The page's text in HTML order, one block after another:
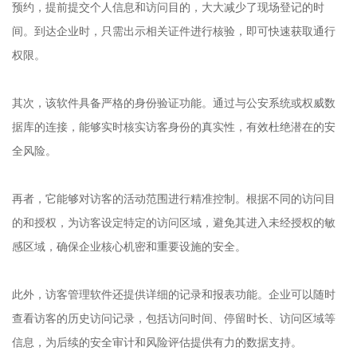
预约，提前提交个人信息和访问目的，大大减少了现场登记的时
间。到达企业时，只需出示相关证件进行核验，即可快速获取通行
权限。
其次，该软件具备严格的身份验证功能。通过与公安系统或权威数
据库的连接，能够实时核实访客身份的真实性，有效杜绝潜在的安
全风险。
再者，它能够对访客的活动范围进行精准控制。根据不同的访问目
的和授权，为访客设定特定的访问区域，避免其进入未经授权的敏
感区域，确保企业核心机密和重要设施的安全。
此外，访客管理软件还提供详细的记录和报表功能。企业可以随时
查看访客的历史访问记录，包括访问时间、停留时长、访问区域等
信息，为后续的安全审计和风险评估提供有力的数据支持。